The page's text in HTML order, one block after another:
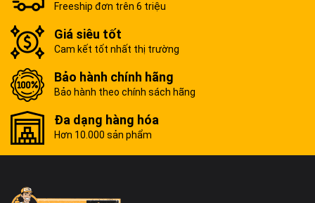
Freeship đơn trên 6 triệu
Giá siêu tốt
Cam kết tốt nhất thị trường
Bảo hành chính hãng
Bảo hành theo chính sách hãng
Đa dạng hàng hóa
Hơn 10.000 sản phẩm